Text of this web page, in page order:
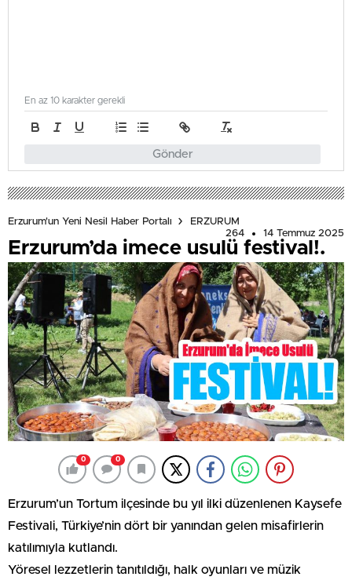
Gönder
En az 10 karakter gerekli
Erzurum'un Yeni Nesil Haber Portalı
ERZURUM
264
14 Temmuz 2025
Erzurum’da imece usulü festival!.
0 0
Erzurum’un Tortum ilçesinde bu yıl ilki düzenlenen Kaysefe
Festivali, Türkiye’nin dört bir yanından gelen misafirlerin
katılımıyla kutlandı.
Yöresel lezzetlerin tanıtıldığı, halk oyunları ve müzik